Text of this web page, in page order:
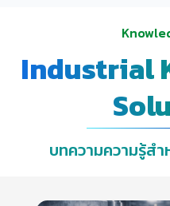
Industrial
บทความความรู้สำ